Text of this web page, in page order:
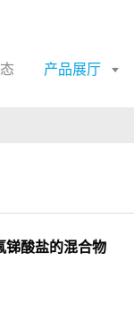
产品展厅
锑酸盐的混合物